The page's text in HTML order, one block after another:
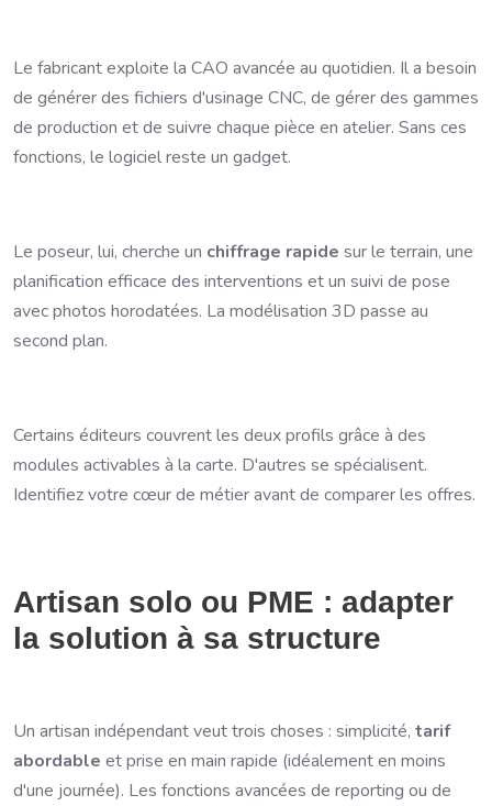
Le fabricant exploite la CAO avancée au quotidien. Il a besoin
de générer des fichiers d'usinage CNC, de gérer des gammes
de production et de suivre chaque pièce en atelier. Sans ces
fonctions, le logiciel reste un gadget.
Le poseur, lui, cherche un chiffrage rapide sur le terrain, une
planification efficace des interventions et un suivi de pose
avec photos horodatées. La modélisation 3D passe au
second plan.
Certains éditeurs couvrent les deux profils grâce à des
modules activables à la carte. D'autres se spécialisent.
Identifiez votre cœur de métier avant de comparer les offres.
Artisan solo ou PME : adapter
la solution à sa structure
Un artisan indépendant veut trois choses : simplicité, tarif
abordable et prise en main rapide (idéalement en moins
d'une journée). Les fonctions avancées de reporting ou de